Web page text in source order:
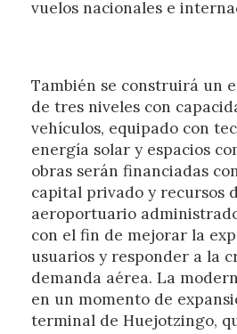
vuelos nacionales e
También se construirá un
de tres niveles con
vehículos, equipado con
energía solar y espacios
obras serán financiadas
capital privado y recursos
aeroportuario
con el fin de mejorar la
usuarios y responder a la
demanda aérea. La
en un momento de
terminal de Huejotzingo,